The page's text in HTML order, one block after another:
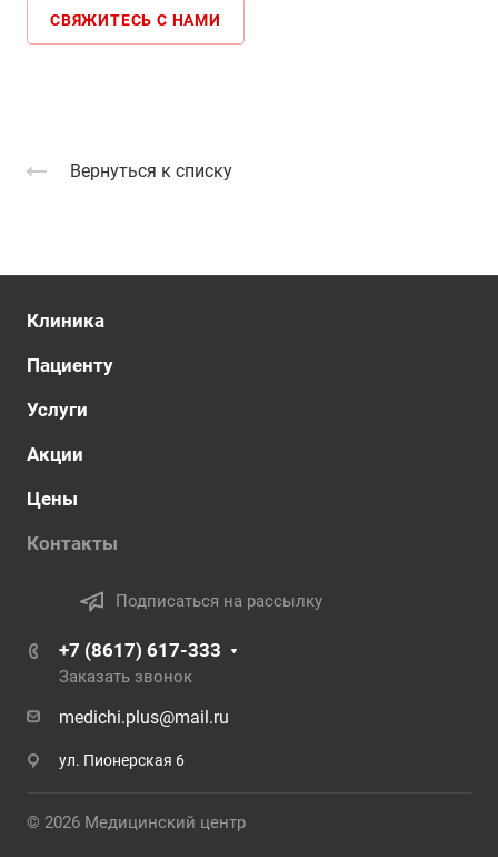
СВЯЖИТЕСЬ С НАМИ
Вернуться к списку
Клиника
Пациенту
Услуги
Акции
Цены
Контакты
Подписаться на рассылку
+7 (8617) 617-333
Заказать звонок
medichi.plus@mail.ru
ул. Пионерская 6
© 2026 Медицинский центр